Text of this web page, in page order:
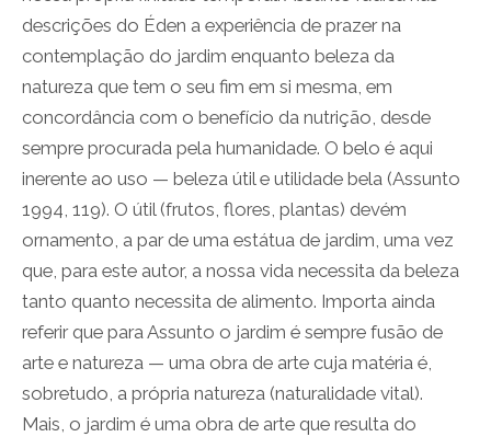
descrições do Éden a experiência de prazer na
contemplação do jardim enquanto beleza da
natureza que tem o seu fim em si mesma, em
concordância com o benefício da nutrição, desde
sempre procurada pela humanidade. O belo é aqui
inerente ao uso — beleza útil e utilidade bela (Assunto
1994, 119). O útil (frutos, flores, plantas) devém
ornamento, a par de uma estátua de jardim, uma vez
que, para este autor, a nossa vida necessita da beleza
tanto quanto necessita de alimento. Importa ainda
referir que para Assunto o jardim é sempre fusão de
arte e natureza — uma obra de arte cuja matéria é,
sobretudo, a própria natureza (naturalidade vital).
Mais, o jardim é uma obra de arte que resulta do